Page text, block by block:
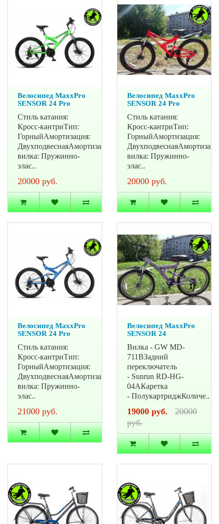
Велосипед MaxxPro
SENSOR 24 Pro
Стиль катания:
Кросс-кантриТип:
ГорныйАмортизация:
ДвухподвеснаяАмортизационная
вилка: Пружинно-
элас..
20000 руб.
Велосипед MaxxPro
SENSOR 24 Pro
Стиль катания:
Кросс-кантриТип:
ГорныйАмортизация:
вилка: Пружинно-
элас..
20000 руб.
Велосипед MaxxPro
SENSOR 24 Pro
Стиль катания:
Кросс-кантриТип:
ГорныйАмортизация:
ДвухподвеснаяАмортизационная
вилка: Пружинно-
элас..
21000 руб.
Велосипед MaxxPro
SENSOR 24
Вилка - GW MD-
711BЗадний
переключатель
- Sunrun RD-HG-
04AКаретка
- ПолукартриджКоличе..
19000 руб.
20000
руб.